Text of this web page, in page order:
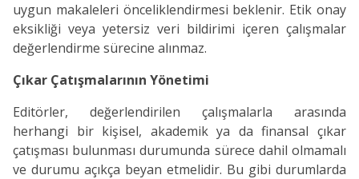
uygun makaleleri önceliklendirmesi beklenir. Etik onay
eksikliği veya yetersiz veri bildirimi içeren çalışmalar
değerlendirme sürecine alınmaz.
Çıkar Çatışmalarının Yönetimi
Editörler, değerlendirilen çalışmalarla arasında
herhangi bir kişisel, akademik ya da finansal çıkar
çatışması bulunması durumunda sürece dahil olmamalı
ve durumu açıkça beyan etmelidir. Bu gibi durumlarda